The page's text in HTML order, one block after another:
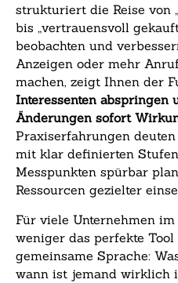
strukturiert die Reise von
bis „vertrauensvoll
beobachten und
Anzeigen oder mehr
machen, zeigt Ihnen der
Interessenten abspringen
Änderungen sofort
Praxiserfahrungen
mit klar definierten
Messpunkten spürbar
Ressourcen gezielter
Für viele Unternehmen
weniger das perfekte
gemeinsame Sprache:
wann ist jemand wirklich